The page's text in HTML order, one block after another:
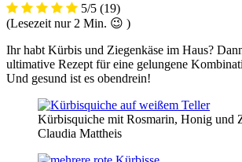
5/5 (19)
(Lesezeit nur 2 Min. 😉 )
Ihr habt Kürbis und Ziegenkäse im Haus?
ultimative Rezept für eine gelungene
Und gesund ist es obendrein!
Kürbisquiche mit Rosmarin, Honig und
Claudia Mattheis